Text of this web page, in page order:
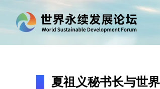
夏祖义秘书长与世